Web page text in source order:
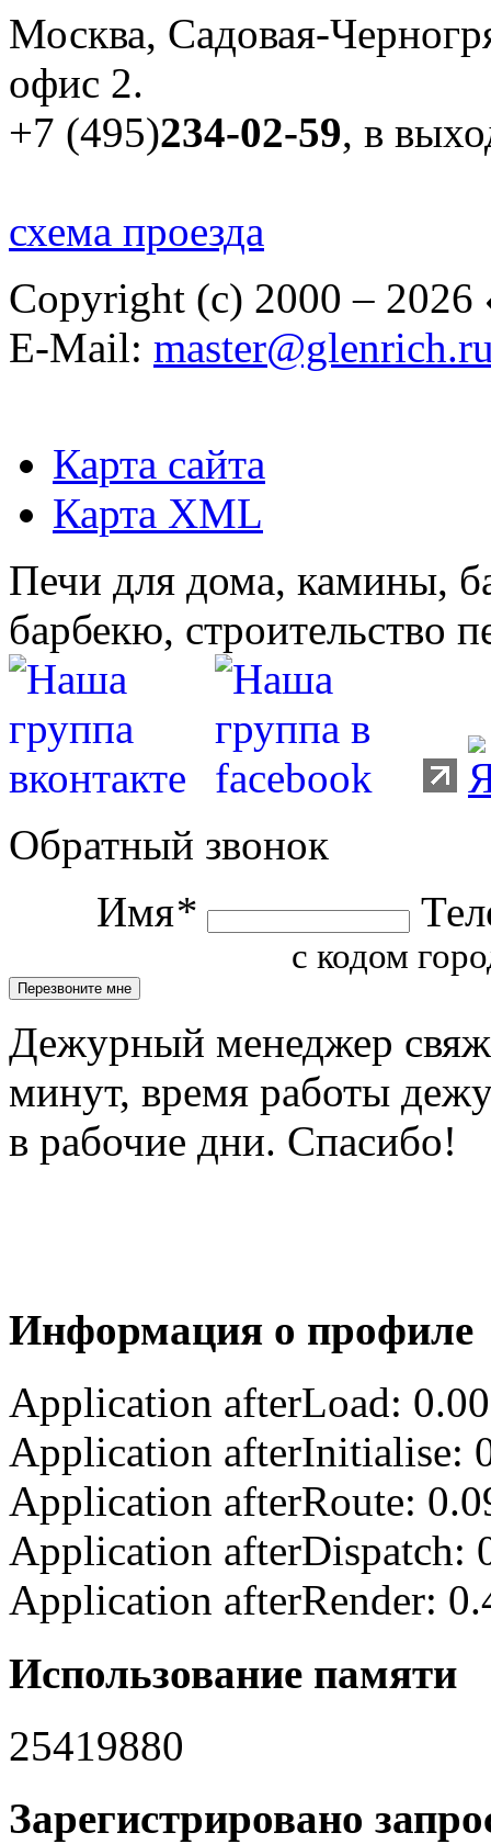
Москва, Садовая-
офис 2.
+7 (495)234-02-59, в
схема проезда
Copyright (c) 2000 – 2026
E-Mail:
Карта сайта
Карта XML
Печи для дома, камины,
барбекю, строительство
Обратный звонок
Имя*
с кодом
Дежурный менеджер
минут, время работы
в рабочие дни. Спасибо!
Информация о профиле
Application afterLoad:
Application afterInitialise:
Application afterRoute:
Application afterDispatch:
Application afterRender:
Использование памяти
25419880
Зарегистрировано